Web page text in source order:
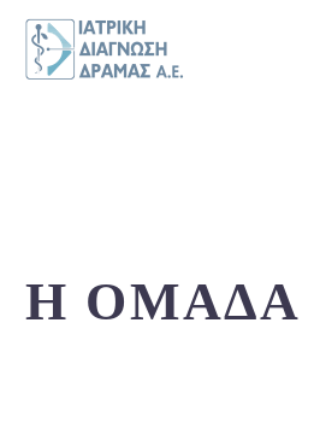
Η ΟΜΆΔΑ